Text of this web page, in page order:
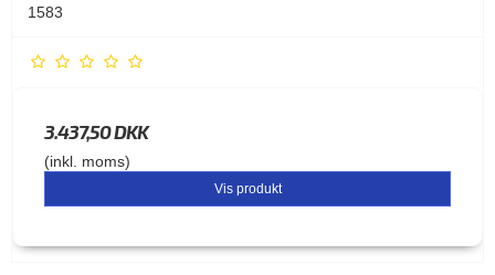
1583
3.437,50 DKK
(inkl. moms)
Vis produkt